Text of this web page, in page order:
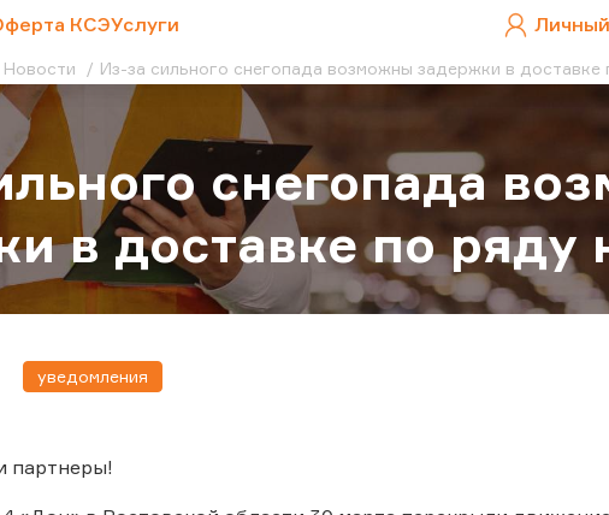
КСЭУслуги
Новости Из-за сильного снегопада возможны задержки в доставке
снегопада
в доставке по ряду
уведомления
партнеры!